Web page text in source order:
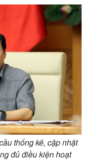
dùng
khoán
phê
thống kê, cập nhật
đủ điều kiện hoạt